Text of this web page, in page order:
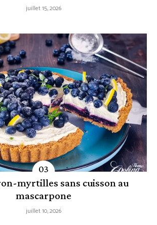
juillet 15, 2026
myrtilles sans cuisson au
mascarpone
juillet 10, 2026